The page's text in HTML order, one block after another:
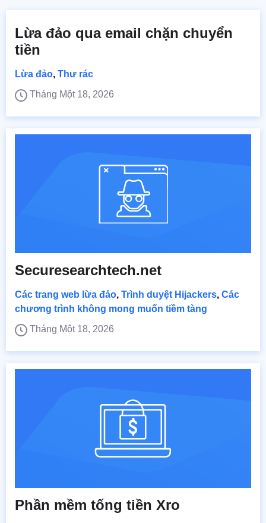
Lừa đảo qua email chặn chuyển
tiền
Lừa đảo, Thư rác
Tháng Một 18, 2026
Securesearchtech.net
Các trang web lừa đảo, Trình duyệt Hijackers, Các
chương trình không mong muốn tiềm tàng
Tháng Một 18, 2026
Phần mềm tống tiền Xro